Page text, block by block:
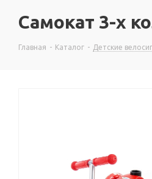
Самокат 3-х
Главная - Каталог - Детские